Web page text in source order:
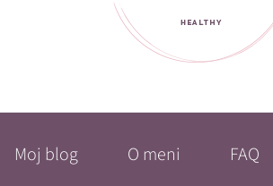
Moj blog O meni FAQ